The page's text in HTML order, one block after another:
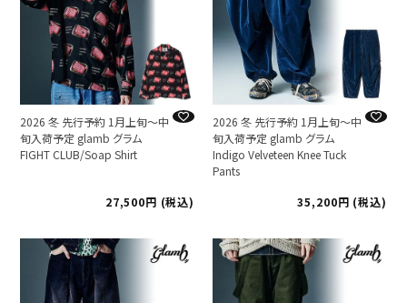
2026 冬 先行予約 1月上旬～中
旬入荷予定 glamb グラム
FIGHT CLUB/Soap Shirt
27,500 税込
2026 冬 先行予約 1月上旬～中
旬入荷予定 glamb グラム
Indigo Velveteen Knee Tuck
Pants
35,200
税込